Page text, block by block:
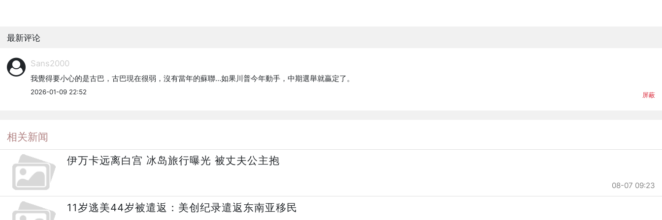
最新评论
Sans2000
我覺得要小心的是古巴，古巴現在很弱，沒有當年的蘇聯…如果川普今年動手，中期選舉就贏定了。
2026-01-09 22:52 屏蔽
相关新闻
伊万卡远离白宫 冰岛旅行曝光 被丈夫公主抱
08-07 09:23
11岁逃美44岁被遣返：美创纪录遣返东南亚移民